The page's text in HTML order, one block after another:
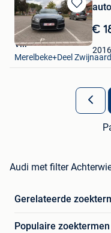
Bewaren
in
Mijn
Favorieten
€
2016
Vili
Merelbeke+Deel
Audi met filter
Gerelateerde
Populaire zoektermen